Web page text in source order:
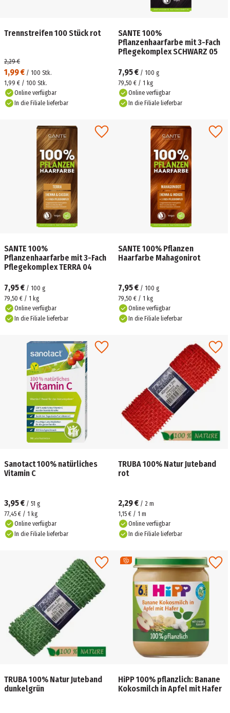
Trennstreifen 100 Stück rot
1,99 € / 100 Stk.
2,29 €
1,99 € / 100 Stk.
Online verfügbar
In die Filiale lieferbar
SANTE 100%
Pflanzenhaarfarbe mit 3-Fach
Pflegekomplex SCHWARZ 05
7,95 € / 100 g
79,50 € / 1 kg
Online verfügbar
In die Filiale lieferbar
SANTE 100%
Pflanzenhaarfarbe mit 3-Fach
Pflegekomplex TERRA 04
7,95 € / 100 g
79,50 € / 1 kg
Online verfügbar
In die Filiale lieferbar
SANTE 100% Pflanzen
Haarfarbe Mahagonirot
7,95 € / 100 g
79,50 € / 1 kg
Online verfügbar
In die Filiale lieferbar
Sanotact 100% natürliches
Vitamin C
3,95 € / 51 g
77,45 € / 1 kg
Online verfügbar
In die Filiale lieferbar
TRUBA 100% Natur Juteband
rot
2,29 € / 2 m
1,15 € / 1 m
Online verfügbar
In die Filiale lieferbar
TRUBA 100% Natur Juteband
dunkelgrün
HiPP 100% pflanzlich: Banane
Kokosmilch in Apfel mit Hafer